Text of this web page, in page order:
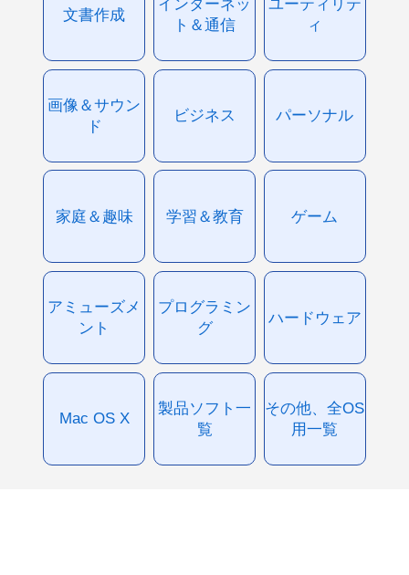
文書作成
インターネッ
ト＆通信
ユーティリテ
ィ
画像＆サウン
ド
ビジネス パーソナル
家庭＆趣味 学習＆教育 ゲーム
アミューズメ
ント
プログラミン
グ
ハードウェア
Mac OS X
製品ソフト一
覧
その他、全OS
用一覧